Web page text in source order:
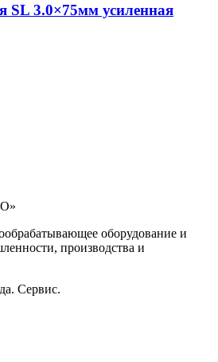
SL 3.0×75мм усиленная
оборудование и
производства и
Сервис.